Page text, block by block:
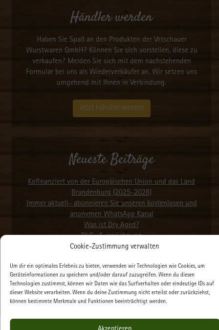
Cookie-Zustimmung verwalten
Um dir ein optimales Erlebnis zu bieten, verwenden wir Technologien wie Cookies, um
Geräteinformationen zu speichern und/oder darauf zuzugreifen. Wenn du diesen
Technologien zustimmst, können wir Daten wie das Surfverhalten oder eindeutige IDs auf
dieser Website verarbeiten. Wenn du deine Zustimmung nicht erteilst oder zurückziehst,
können bestimmte Merkmale und Funktionen beeinträchtigt werden.
Händler werden
Haben Sie Spaß an den Produkten der Vetschauer
Wurstwaren GmbH? Können Sie sich vorstellen, diese zu
verkaufen? Melden Sie sich mit dem nachstehenden
Formular bei uns als Wiederverkäufer an. Wir setzen uns
umgehend mit Ihnen in Verbindung.
Jetzt Händler werden
Neueste Beiträge
Kofinanziert von der Europäischen Union und das Land
Brandenburg (2025-2028)
Immer aktuell- abonnieren Sie unseren kostenlosen und
anonymen WhatsApp Kanal
Was ist Dry Aged?
DLG- Auszeichnung
International Food Standards (IFS)
Alle Beiträge